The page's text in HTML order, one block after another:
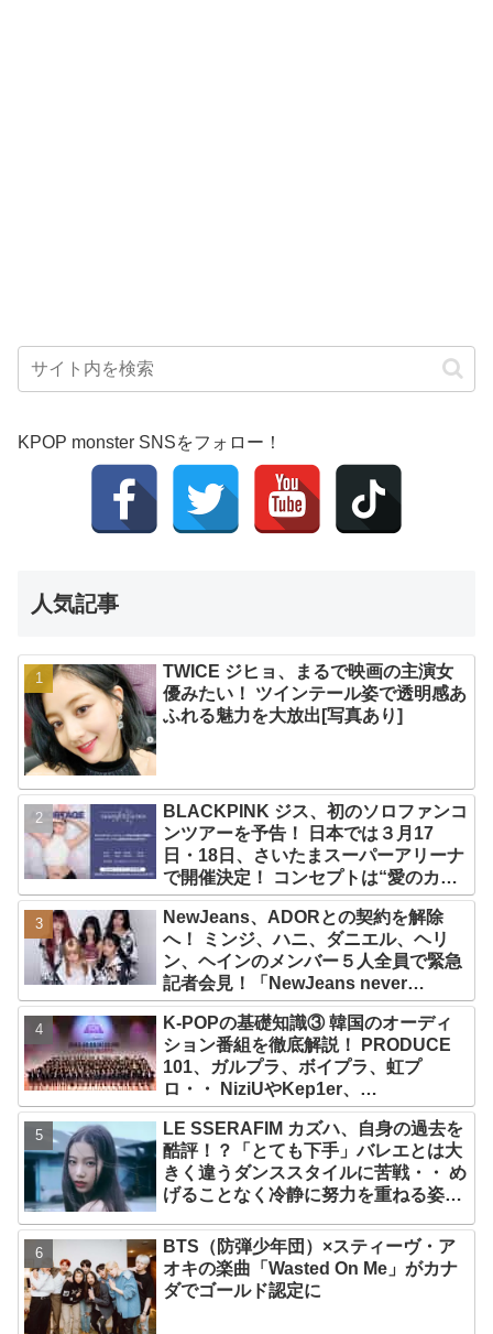
KPOP monster SNSをフォロー！
人気記事
TWICE ジヒョ、まるで映画の主演女
優みたい！ ツインテール姿で透明感あ
ふれる魅力を大放出[写真あり]
BLACKPINK ジス、初のソロファンコ
ンツアーを予告！ 日本では３月17
日・18日、さいたまスーパーアリーナ
で開催決定！ コンセプトは“愛のカケ
ラ”！？ 14日には新アルバム
『AMORTAGE』もリリース
NewJeans、ADORとの契約を解除
へ！ ミンジ、ハニ、ダニエル、ヘリ
ン、ヘインのメンバー５人全員で緊急
記者会見！「NewJeans never
dies!」と微笑みの宣言！ ADOR側、
2029年まで契約有効と主張
K-POPの基礎知識③ 韓国のオーディ
ション番組を徹底解説！ PRODUCE
101、ガルプラ、ボイプラ、虹プ
ロ・・ NiziUやKep1er、
ZEROBASEONEら人気グループが
続々と誕生！ JO1やINI、ME:Iを生ん
だ日プまで一挙紹介
LE SSERAFIM カズハ、自身の過去を
酷評！？「とても下手」バレエとは大
きく違うダンススタイルに苦戦・・ め
げることなく冷静に努力を重ねる姿に
BTS（防弾少年団）×スティーヴ・ア
オキの楽曲「Wasted On Me」がカナ
ダでゴールド認定に